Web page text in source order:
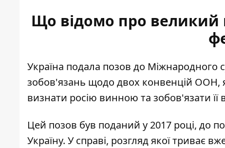
Що відомо про великий
Україна подала позов до Міжнародного
зобов'язань щодо двох конвенцій ООН,
визнати росію винною та зобов'язати
Цей позов був поданий у 2017 році, до
Україну. У справі, розгляд якої триває